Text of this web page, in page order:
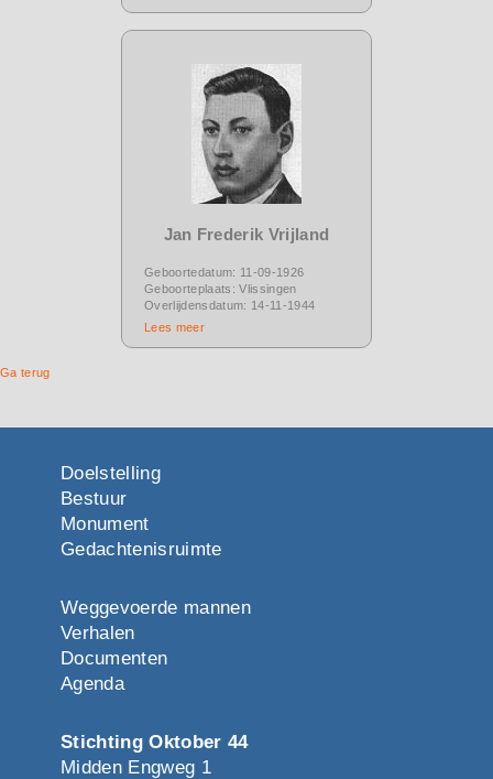
Jan Frederik Vrijland
Geboortedatum: 11-09-1926
Geboorteplaats: Vlissingen
Overlijdensdatum: 14-11-1944
Lees meer
Ga terug
Doelstelling
Bestuur
Monument
Gedachtenisruimte
Weggevoerde mannen
Verhalen
Documenten
Agenda
Stichting Oktober 44
Midden Engweg 1